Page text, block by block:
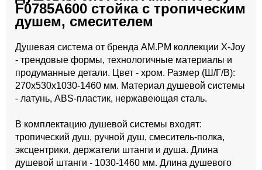
F0785A600 стойка с тропическим
душем, смесителем
Душевая система от бренда AM.PM коллекции X-Joy
- трендовые формы, технологичные материалы и
продуманные детали. Цвет - хром. Размер (Ш/Г/В):
270x530x1030-1460 мм. Материал душевой системы
- латунь, ABS-пластик, нержавеющая сталь.
В комплектацию душевой системы входят:
тропический душ, ручной душ, смеситель-полка,
эксцентрики, держатели штанги и душа. Длина
душевой штанги - 1030-1460 мм. Длина душевого